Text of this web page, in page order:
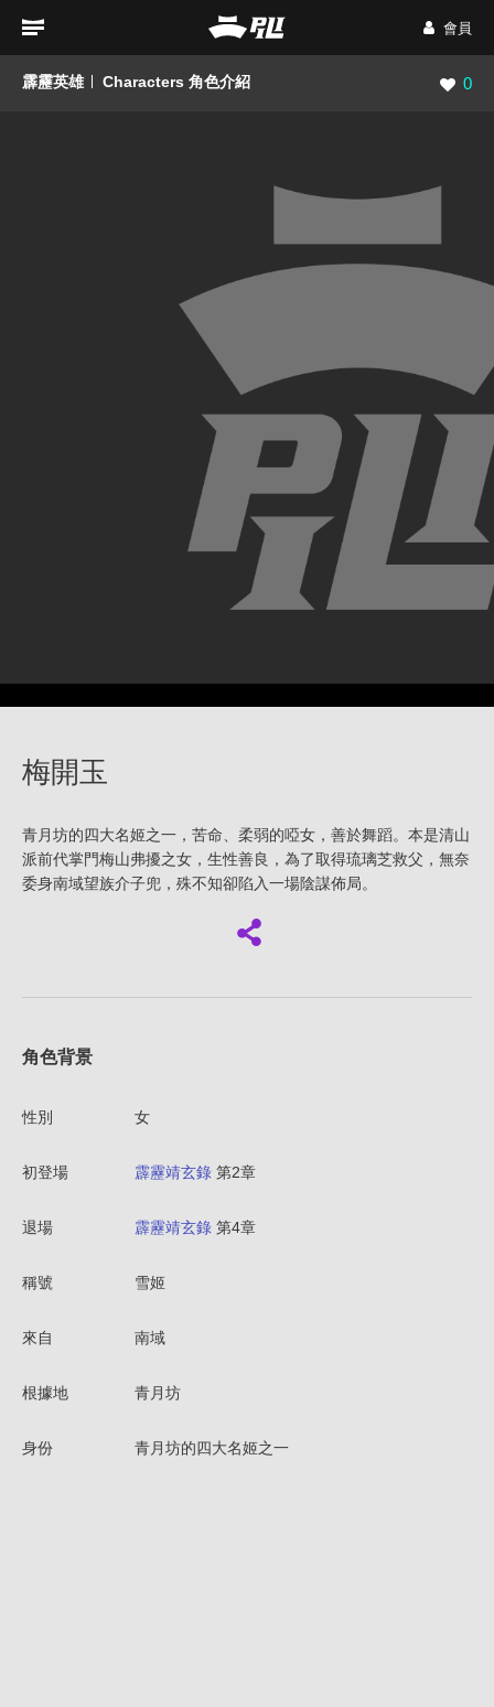
會員
霹靂英雄 Characters 角色介紹 瀏覽
0
梅開玉
青月坊的四大名姬之一，苦命、柔弱的啞女，善於舞蹈。本是清山
派前代掌門梅山弗擾之女，生性善良，為了取得琉璃芝救父，無奈
委身南域望族介子兜，殊不知卻陷入一場陰謀佈局。
角色背景
性別 女
初登場 霹靂靖玄錄 第2章
退場 霹靂靖玄錄 第4章
稱號 雪姬
來自 南域
根據地 青月坊
身份 青月坊的四大名姬之一